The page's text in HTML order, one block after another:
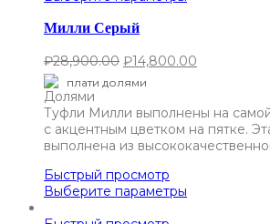
Милли Серый
₽28,900.00 ₽14,800.00
плати долями
Туфли Милли выполнены на
с акцентным цветком на пятке.
выполнена из
Быстрый просмотр
Выберите параметры